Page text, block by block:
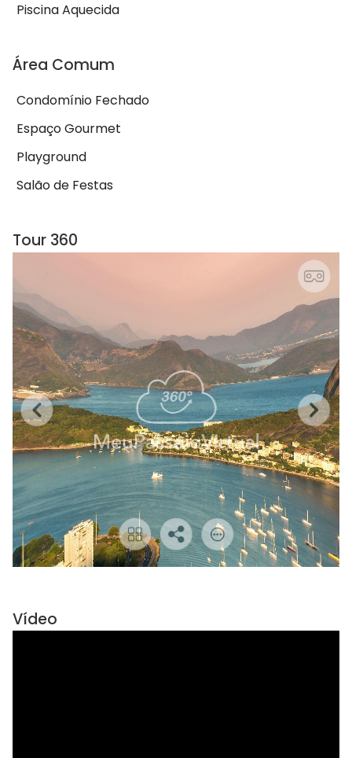
Piscina Aquecida
Área Comum
Condomínio Fechado
Espaço Gourmet
Playground
Salão de Festas
Tour 360
Vídeo